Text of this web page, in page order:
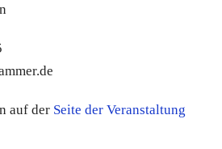
auf der Seite der Veranstaltung